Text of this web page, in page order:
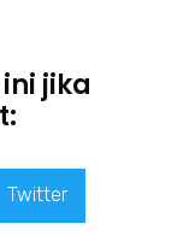
jika
Twitter